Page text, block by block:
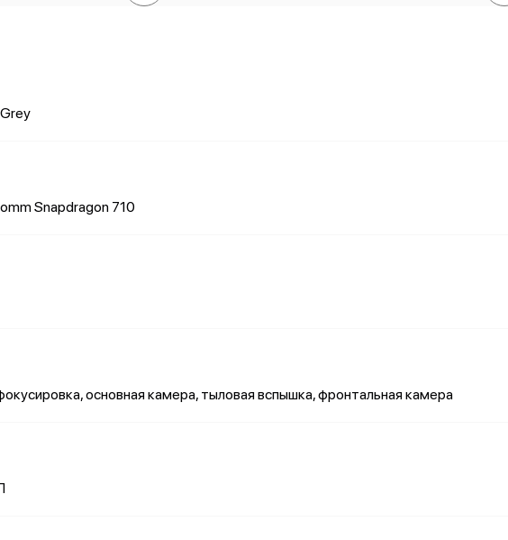
Snapdragon 710
основная камера, тыловая вспышка, фронтальная камера